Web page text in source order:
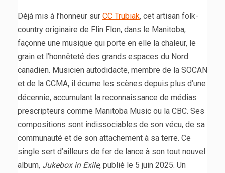
Déjà mis à l’honneur sur CC Trubiak, cet artisan folk-
country originaire de Flin Flon, dans le Manitoba,
façonne une musique qui porte en elle la chaleur, le
grain et l’honnêteté des grands espaces du Nord
canadien. Musicien autodidacte, membre de la SOCAN
et de la CCMA, il écume les scènes depuis plus d’une
décennie, accumulant la reconnaissance de médias
prescripteurs comme Manitoba Music ou la CBC. Ses
compositions sont indissociables de son vécu, de sa
communauté et de son attachement à sa terre. Ce
single sert d’ailleurs de fer de lance à son tout nouvel
album, Jukebox in Exile, publié le 5 juin 2025. Un